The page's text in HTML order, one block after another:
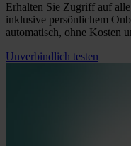
Erhalten Sie Zugriff auf
inklusive persönlichem
automatisch, ohne Kosten
Unverbindlich testen